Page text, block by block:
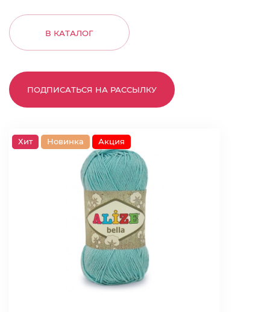
В КАТАЛОГ
ПОДПИСАТЬСЯ НА РАССЫЛКУ
Хит Новинка Акция